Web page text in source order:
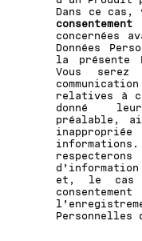
Dans ce cas,
concernées
Données
la présente
Vous
relatives à
donné
préalable,
et, le cas
Personnelles